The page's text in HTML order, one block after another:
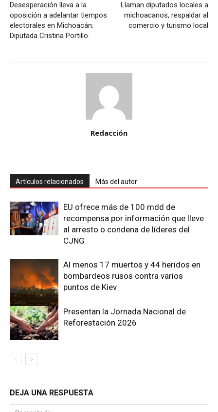
Desesperación lleva a la
oposición a adelantar tiempos
electorales en Michoacán:
Diputada Cristina Portillo.
Llaman diputados locales a
michoacanos, respaldar al
comercio y turismo local
Redacción
Artículos relacionados Más del autor
EU ofrece más de 100 mdd de
recompensa por información que lleve
al arresto o condena de líderes del
CJNG
Al menos 17 muertos y 44 heridos en
bombardeos rusos contra varios
puntos de Kiev
Presentan la Jornada Nacional de
Reforestación 2026
DEJA UNA RESPUESTA